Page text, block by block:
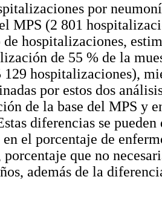
por
MPS (2 801
hospitalizaciones,
de 55 % de la
129 hospitalizaciones),
por estos dos
de la base del MPS y
diferencias se
en el porcentaje de
porcentaje que no
además de la